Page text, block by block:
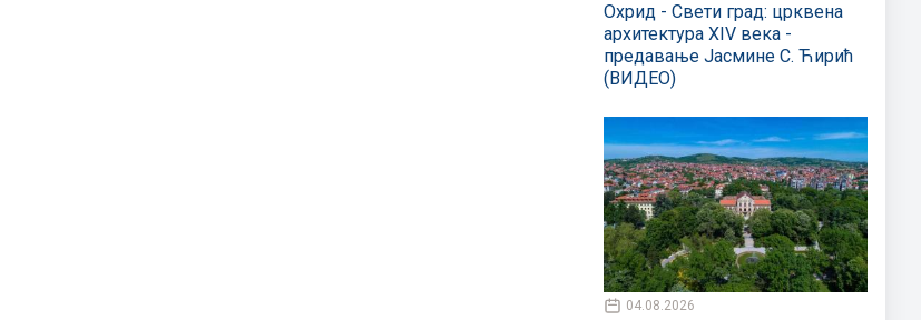
Охрид - Свети град: црквена
архитектура XIV века -
предавање Јасмине С. Ћирић
(ВИДЕО)
04.08.2026